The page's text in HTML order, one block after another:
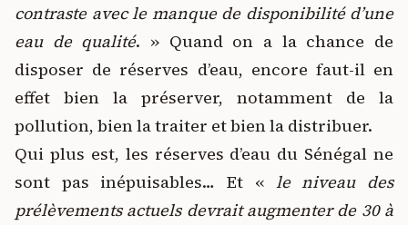
contraste avec le manque de disponibilité d’une
eau de qualité. » Quand on a la chance de
disposer de réserves d’eau, encore faut-il en
effet bien la préserver, notamment de la
pollution, bien la traiter et bien la distribuer.
Qui plus est, les réserves d’eau du Sénégal ne
sont pas inépuisables… Et «le niveau des
prélèvements actuels devrait augmenter de 30 à